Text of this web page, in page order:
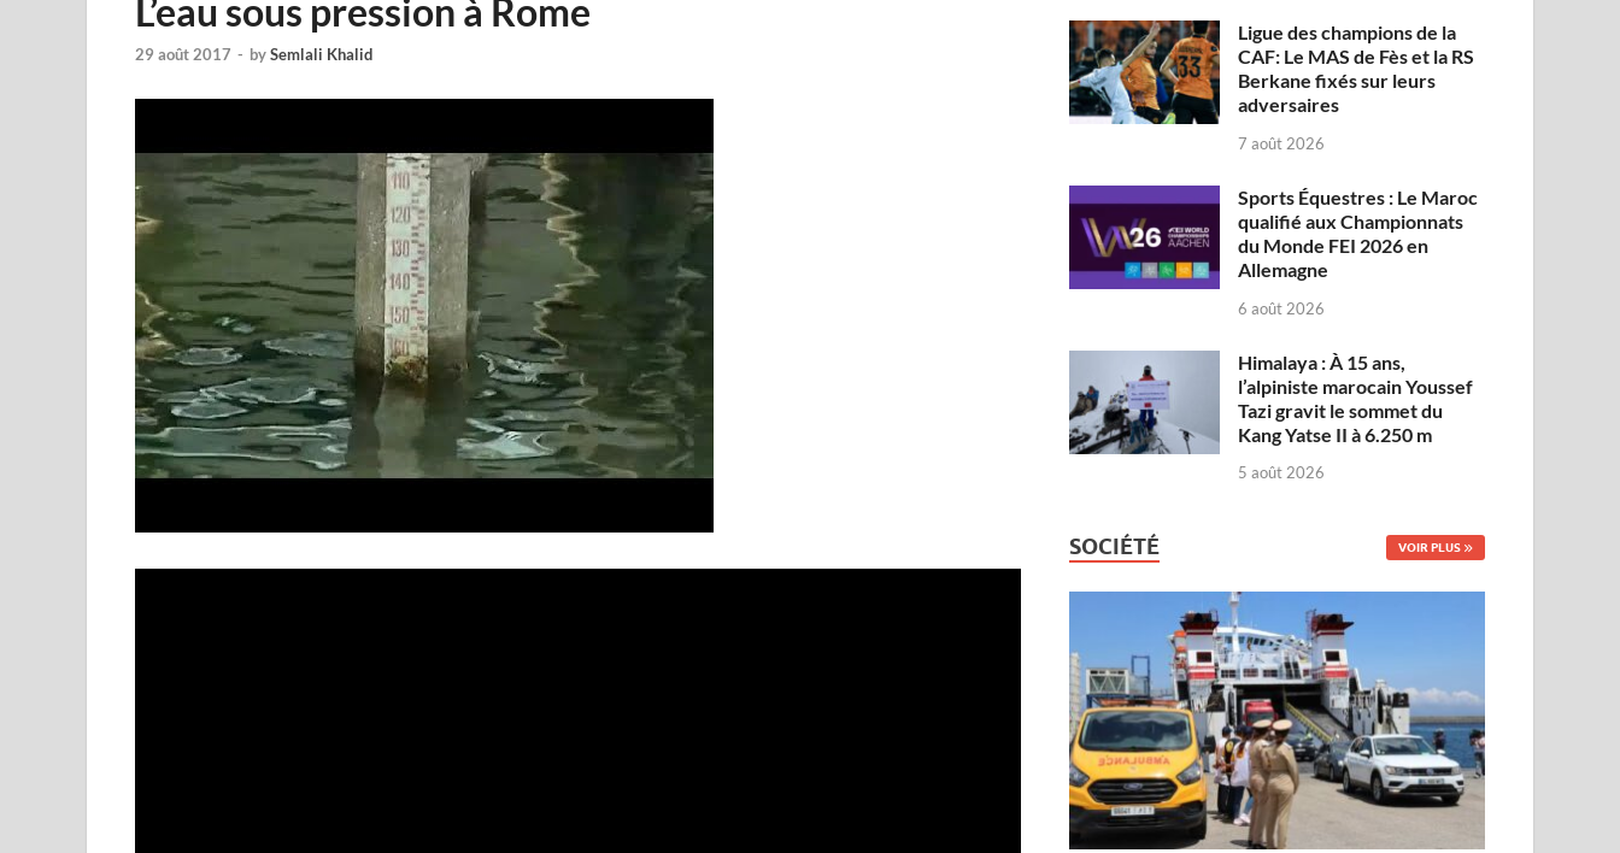
L’eau sous pression à Rome
29 août 2017 - bySemlali Khalid
Ligue des champions de la
CAF: Le MAS de Fès et la RS
Berkane fixés sur leurs
adversaires
7 août 2026
Sports Équestres : Le Maroc
qualifié aux Championnats
du Monde FEI 2026 en
Allemagne
6 août 2026
Himalaya : À 15 ans,
l’alpiniste marocain Youssef
Tazi gravit le sommet du
Kang Yatse II à 6.250 m
5 août 2026
SOCIÉTÉ VOIR PLUS